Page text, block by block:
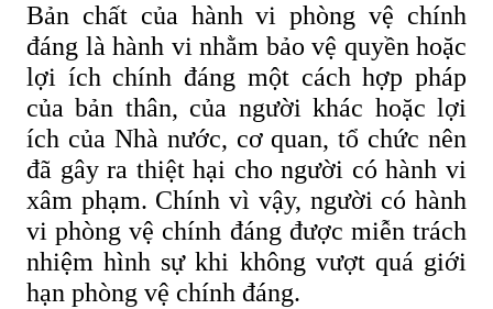
Bản chất của hành vi phòng vệ chính
đáng là hành vi nhằm bảo vệ quyền hoặc
lợi ích chính đáng một cách hợp pháp
của bản thân, của người khác hoặc lợi
ích của Nhà nước, cơ quan, tổ chức nên
đã gây ra thiệt hại cho người có hành vi
xâm phạm. Chính vì vậy, người có hành
vi phòng vệ chính đáng được miễn trách
nhiệm hình sự khi không vượt quá giới
hạn phòng vệ chính đáng.